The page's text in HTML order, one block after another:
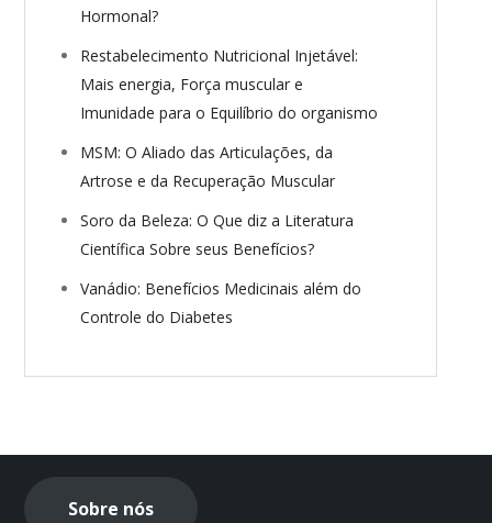
Hormonal?
Restabelecimento Nutricional Injetável:
Mais energia, Força muscular e
Imunidade para o Equilíbrio do organismo
MSM: O Aliado das Articulações, da
Artrose e da Recuperação Muscular
Soro da Beleza: O Que diz a Literatura
Científica Sobre seus Benefícios?
Vanádio: Benefícios Medicinais além do
Controle do Diabetes
Sobre nós